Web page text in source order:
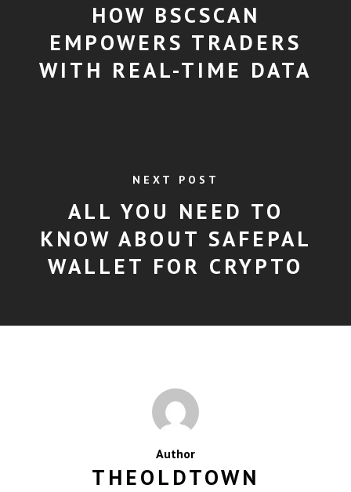
HOW BSCSCAN
EMPOWERS TRADERS
WITH REAL-TIME DATA
NEXT POST
ALL YOU NEED TO
KNOW ABOUT SAFEPAL
WALLET FOR CRYPTO
Author
THEOLDTOWN